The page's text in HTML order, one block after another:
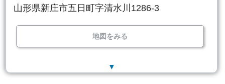
山形県新庄市五日町字清水川1286-3
地図をみる
▼